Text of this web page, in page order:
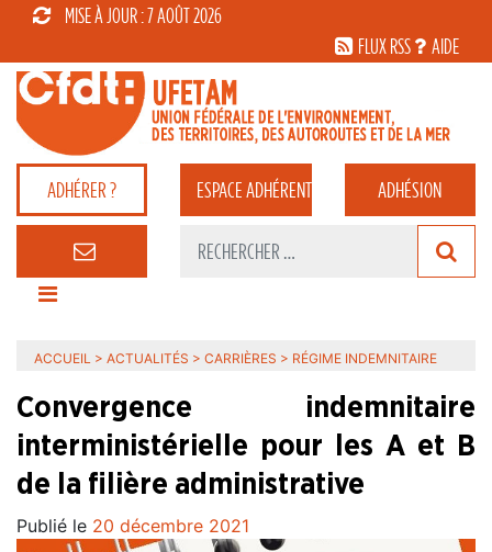
MISE À JOUR : 7 AOÛT 2026
FLUX RSS
AIDE
ADHÉRER ? ESPACEADHÉRENT ADHÉSION
ACCUEIL > ACTUALITÉS > CARRIÈRES > RÉGIME INDEMNITAIRE
Convergence indemnitaire
interministérielle pour les A et B
de la filière administrative
Publié le 20 décembre 2021